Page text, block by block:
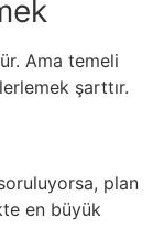
Ama temeli
şarttır.
plan
en büyük